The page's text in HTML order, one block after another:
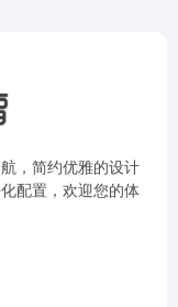
，简约优雅的设计
配置，欢迎您的体